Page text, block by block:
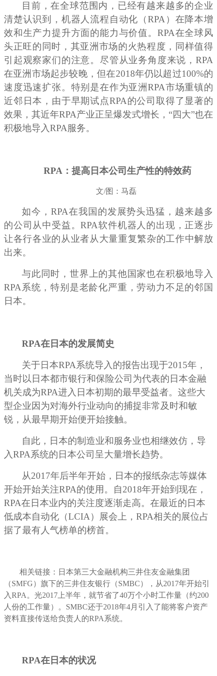
目前，在全球范围内，已经有越来越多的企业
清楚认识到，机器人流程自动化（RPA）在降本增
效和生产力提升方面的能力与价值。RPA在全球风
头正旺的同时，其亚洲市场的火热程度，同样值得
引起观察家们的注意。尽管从业务角度来说，RPA
在亚洲市场起步较晚，但在2018年仍以超过100%的
速度迅速扩张。特别是在作为亚洲RPA市场重镇的
近邻日本，由于早期试点RPA的公司取得了显著的
效果，其近年RPA产业正呈爆发式增长，“四大”也在
积极地导入RPA服务。
RPA ：提高日本公司生产性的特效药
文/图：马磊
如今，RPA在我国的发展势头迅猛，越来越多
的公司从中受益。RPA软件机器人的出现，正逐步
让各行各业的从业者从大量重复繁杂的工作中解放
出来。
与此同时，世界上的其他国家也在积极地导入
RPA系统，特别是老龄化严重，劳动力不足的邻国
日本。
RPA在日本的发展简史
关于日本RPA系统导入的报告出现于2015年，
当时以日本都市银行和保险公司为代表的日本金融
机关成为RPA进入日本初期的最早受益者。这些大
型企业因为对海外行业动向的捕捉非常及时和敏
锐，从最早期开始便开始接触。
自此，日本的制造业和服务业也相继效仿，导
入RPA系统的日本公司呈大量增长趋势。
从2017年后半年开始，日本的报纸杂志等媒体
开始开始关注RPA的使用。自2018年开始到现在，
RPA在日本业内的关注度逐渐走高。在最近的日本
低成本自动化（LCIA）展会上，RPA相关的展位占
据了最有人气榜单的榜首。
相关链接： 日本第三大金融机构三井住友金融集团
（SMFG） 旗下的三井住友银行（SMBC），从2017年开始引
入RPA。光2017上半年，就节省了40万个小时工作量（约200
人份的工作量）。 SMBC还于2018年4月引入了能将客户资产
资料直接传送给负责人的RPA系统。
RPA在日本的状况